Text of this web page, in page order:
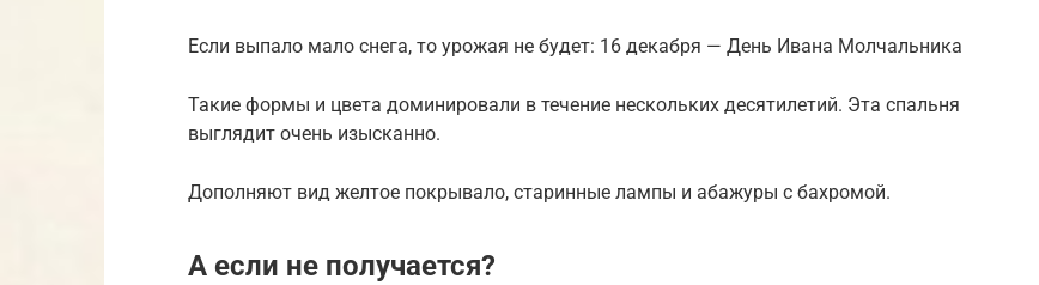
Если выпало мало снега, то урожая не будет: 16 декабря — День Ивана Молчальника
Такие формы и цвета доминировали в течение нескольких десятилетий. Эта спальня
выглядит очень изысканно.
Дополняют вид желтое покрывало, старинные лампы и абажуры с бахромой.
А если не получается?